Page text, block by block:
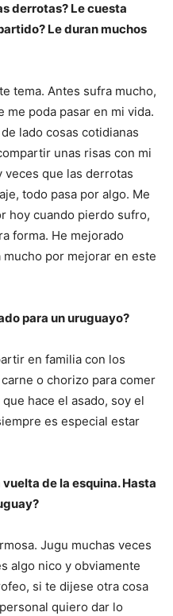
derrotas? Le cuesta
Le duran muchos
tema. Antes sufra mucho,
me poda pasar en mi vida.
lado cosas cotidianas
unas risas con mi
veces que las derrotas
todo pasa por algo. Me
hoy cuando pierdo sufro,
forma. He mejorado
por mejorar en este
para un uruguayo?
en familia con los
o chorizo para comer
hace el asado, soy el
es especial estar
de la esquina. Hasta
Jugu muchas veces
algo nico y obviamente
si te dijese otra cosa
quiero dar lo